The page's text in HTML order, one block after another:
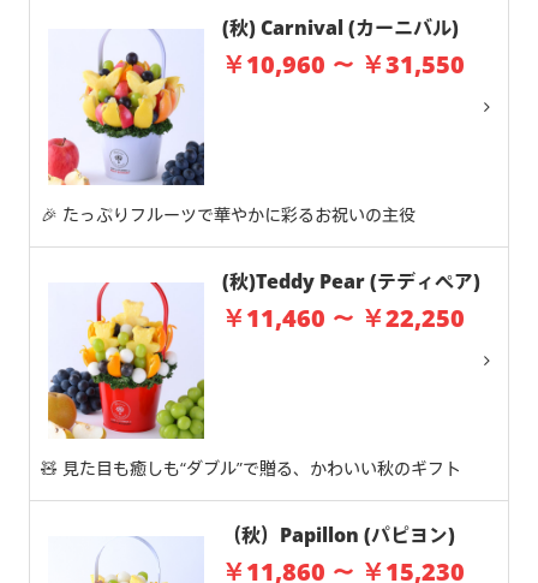
(秋) Carnival (カーニバル)
￥10,960 ～ ￥31,550
🎉 たっぷりフルーツで華やかに彩るお祝いの主役
(秋)Teddy Pear (テディペア)
￥11,460 ～ ￥22,250
🧸 見た目も癒しも“ダブル”で贈る、かわいい秋のギフト
（秋）Papillon (パピヨン)
￥11,860 ～ ￥15,230